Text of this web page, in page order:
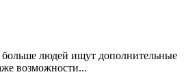
людей ищут дополнительные
возможности...